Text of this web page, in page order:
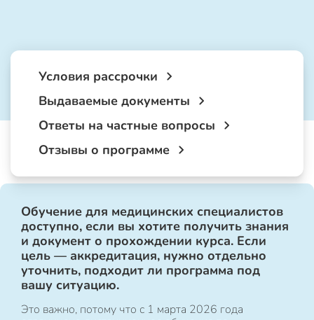
Условия рассрочки
Выдаваемые документы
Ответы на частные вопросы
Отзывы о программе
Обучение для медицинских специалистов
доступно, если вы хотите получить знания
и документ о прохождении курса. Если
цель — аккредитация, нужно отдельно
уточнить, подходит ли программа под
вашу ситуацию.
Это важно, потому что с 1 марта 2026 года